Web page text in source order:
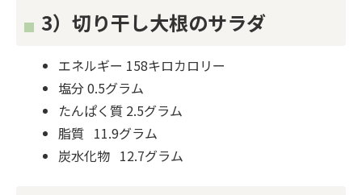
3）切り干し大根のサラダ
エネルギー 158キロカロリー
塩分 0.5グラム
たんぱく質 2.5グラム
脂質 11.9グラム
炭水化物 12.7グラム